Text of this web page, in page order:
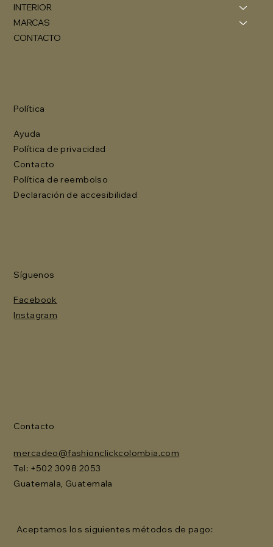
INTERIOR
MARCAS
CONTACTO
Política
Ayuda
Política de privacidad
Contacto
Política de reembolso
Declaración de accesibilidad
Síguenos
Facebook
Instagram
Contacto
mercadeo@fashionclickcolombia.com
Tel: ‪+502 3098 2053‬
Guatemala, Guatemala
Aceptamos los siguientes métodos de pago: